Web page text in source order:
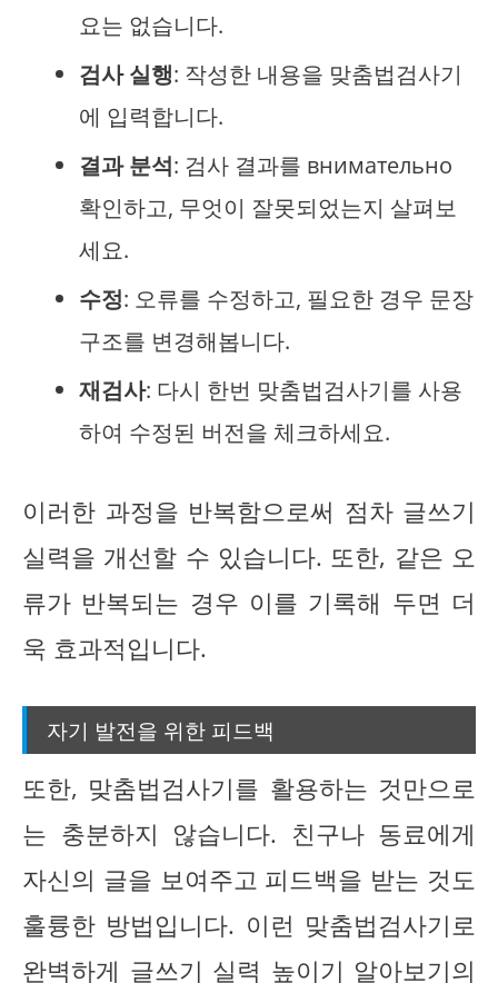
요는 없습니다.
검사 실행: 작성한 내용을 맞춤법검사기
에 입력합니다.
결과 분석: 검사 결과를 внимательно
확인하고, 무엇이 잘못되었는지 살펴보
세요.
수정: 오류를 수정하고, 필요한 경우 문장
구조를 변경해봅니다.
재검사: 다시 한번 맞춤법검사기를 사용
하여 수정된 버전을 체크하세요.
이러한 과정을 반복함으로써 점차 글쓰기
실력을 개선할 수 있습니다. 또한, 같은 오
류가 반복되는 경우 이를 기록해 두면 더
욱 효과적입니다.
자기 발전을 위한 피드백
또한, 맞춤법검사기를 활용하는 것만으로
는 충분하지 않습니다. 친구나 동료에게
자신의 글을 보여주고 피드백을 받는 것도
훌륭한 방법입니다. 이런 맞춤법검사기로
완벽하게 글쓰기 실력 높이기 알아보기의